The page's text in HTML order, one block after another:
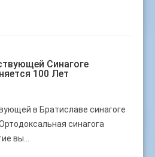
Синагоге
100 Лет
в Братиславе синагоге
синагога
вы...